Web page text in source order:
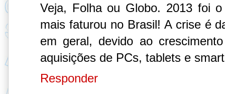
Veja, Folha ou Globo. 2013 foi
mais faturou no Brasil! A crise é
em geral, devido ao
aquisições de PCs, tablets e
Responder